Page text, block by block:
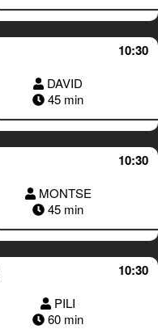
10:30
DAVID
45 min
10:30
MONTSE
45 min
10:30
PILI
60 min